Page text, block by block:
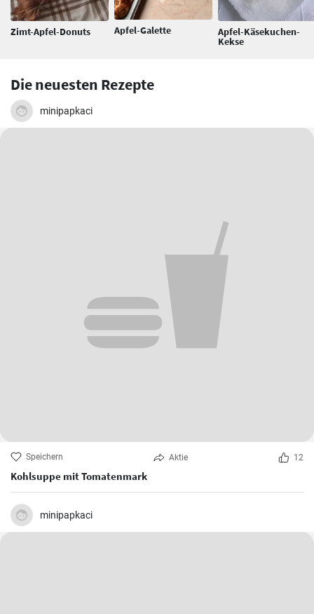
Zimt-Apfel-Donuts Apfel-Galette Apfel-Käsekuchen-
Kekse
Die neuesten Rezepte
minipapkaci
Speichern Aktie 12
Kohlsuppe mit Tomatenmark
minipapkaci